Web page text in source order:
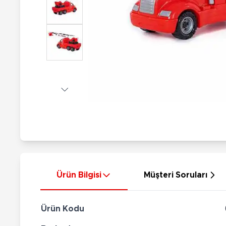
Hayvan Figürler
Çeşitli Figürler
Koleksiyon Figürler
Elektronik Ürünler
Nerf
Silahlar
Silah Setleri
Ürün Bilgisi Müşteri Soruları
Ürün Kodu